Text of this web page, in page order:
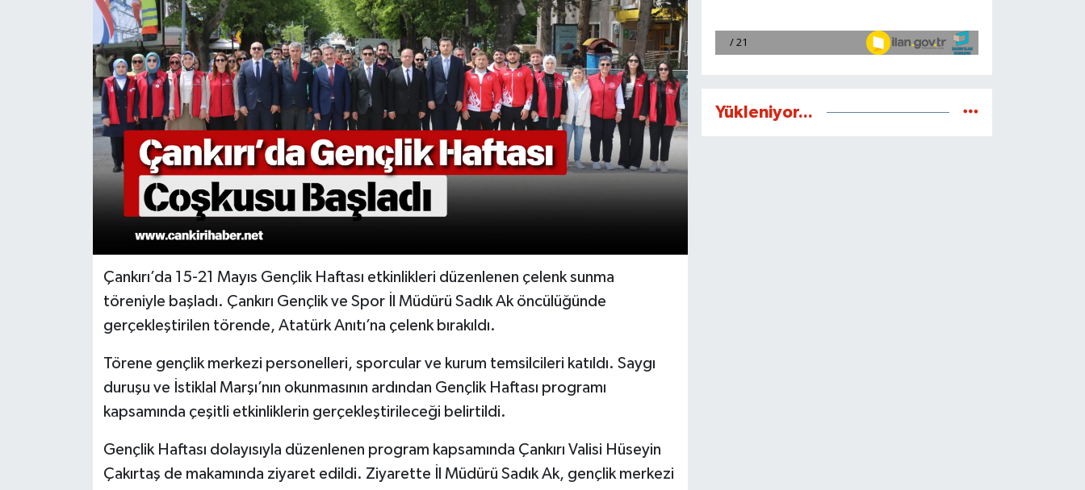
Çankırı’da 15-21 Mayıs Gençlik Haftası etkinlikleri düzenlenen çelenk sunma
töreniyle başladı. Çankırı Gençlik ve Spor İl Müdürü Sadık Ak öncülüğünde
gerçekleştirilen törende, Atatürk Anıtı’na çelenk bırakıldı.
Törene gençlik merkezi personelleri, sporcular ve kurum temsilcileri katıldı. Saygı
duruşu ve İstiklal Marşı’nın okunmasının ardından Gençlik Haftası programı
kapsamında çeşitli etkinliklerin gerçekleştirileceği belirtildi.
Gençlik Haftası dolayısıyla düzenlenen program kapsamında Çankırı Valisi Hüseyin
Çakırtaş de makamında ziyaret edildi. Ziyarette İl Müdürü Sadık Ak, gençlik merkezi
Yükleniyor...
KÜLTÜR SANAT
MAGAZİN
SAĞLIK
SİYASET
VİZYONDAKİLER